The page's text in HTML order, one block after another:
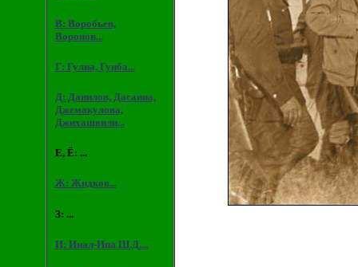
В: Воробьев,
Воронов...
Г: Гулиа, Гунба...
Д: Данилов, Дасаниа,
Джемакулова,
Джихашвили...
Е, Ё: ...
Ж: Жидков...
З: ...
И: Инал-Ипа Ш.Д....